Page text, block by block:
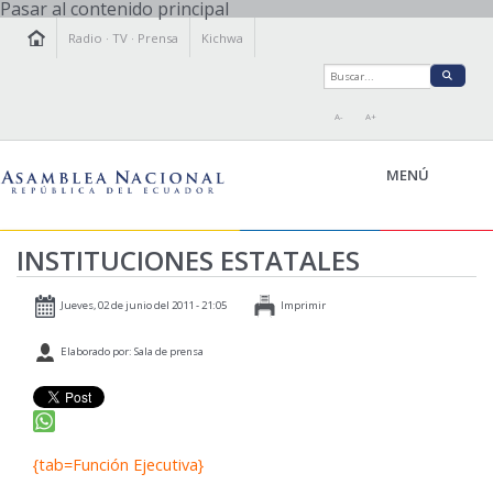
Pasar al contenido principal
Radio ·TV · Prensa Kichwa
A- A+
MENÚ
LA ASAMBLEA
FISCALIZAMOS
PRENSA
PARTICIPACIÓN
RELACIONES INTERNACIONALES
INSTITUCIONES ESTATALES
Jueves, 02 de junio del 2011 - 21:05 Imprimir
Elaborado por: Sala de prensa
{tab=Función Ejecutiva}